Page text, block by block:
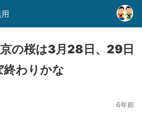
の桜は3月28日、29日
わりかな
6年前